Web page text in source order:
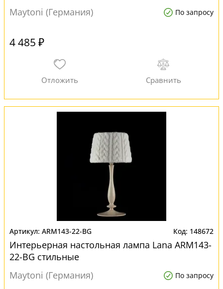
Maytoni (Германия)
По запросу
4 485 ₽
ARM143-22-BG 148672
Интерьерная настольная лампа Lana ARM143-
22-BG стильные
Maytoni (Германия)
По запросу